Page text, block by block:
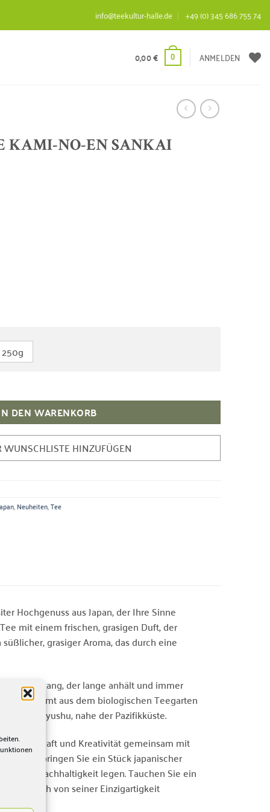
info@teekultur-halle.de +49 (0) 345 686 755 74
0,00€ 0 ANMELDEN
KAMI-NO-EN SANKAI
250g
DEN WARENKORB
WUNSCHLISTE HINZUFÜGEN
,Neuheiten,Tee
Hochgenuss aus Japan, der Ihre Sinne
mit einem frischen, grasigen Duft, der
grasiger Aroma, das durch eine
Abgang, der lange anhält und immer
Tee stammt aus dem biologischen Teegarten
Kyushu, nahe der Pazifikküste.
und Kreativität gemeinsam mit
und bringen Sie ein Stück japanischer
und Nachhaltigkeit legen. Tauchen Sie ein
Sie sich von seiner Einzigartigkeit